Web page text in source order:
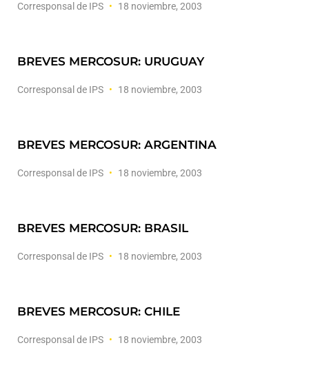
Corresponsal de IPS 18 noviembre, 2003
BREVES MERCOSUR: URUGUAY
Corresponsal de IPS 18 noviembre, 2003
BREVES MERCOSUR: ARGENTINA
Corresponsal de IPS 18 noviembre, 2003
BREVES MERCOSUR: BRASIL
Corresponsal de IPS 18 noviembre, 2003
BREVES MERCOSUR: CHILE
Corresponsal de IPS 18 noviembre, 2003